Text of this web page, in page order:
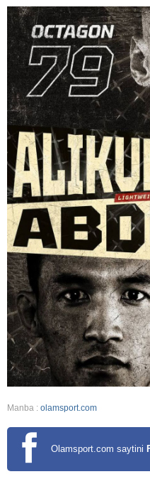
Manba : olamsport.com
Olamsport.com saytini